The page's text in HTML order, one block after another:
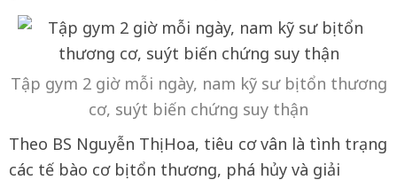
Tập gym 2 giờ mỗi ngày, nam kỹ sư bị tổn thương
cơ, suýt biến chứng suy thận
Theo BS Nguyễn Thị Hoa, tiêu cơ vân là tình trạng
các tế bào cơ bị tổn thương, phá hủy và giải